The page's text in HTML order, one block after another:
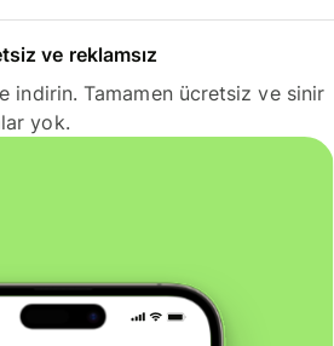
ve reklamsız
indirin. Tamamen ücretsiz ve sinir
yok.